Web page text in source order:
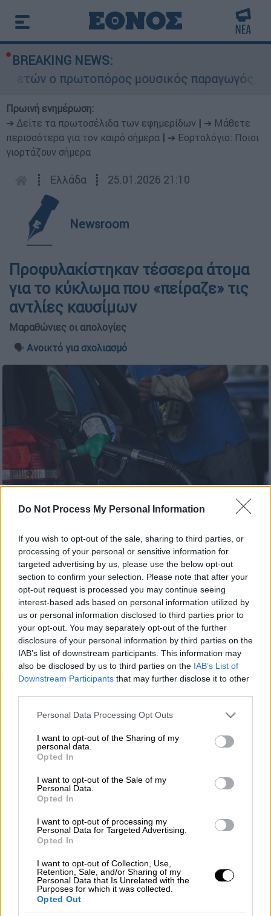
Do Not Process My Personal Information
If you wish to opt-out of the sale, sharing to third parties, or
processing of your personal or sensitive information for
targeted advertising by us, please use the below opt-out
section to confirm your selection. Please note that after your
opt-out request is processed you may continue seeing
interest-based ads based on personal information utilized by
us or personal information disclosed to third parties prior to
your opt-out. You may separately opt-out of the further
disclosure of your personal information by third parties on the
IAB’s list of downstream participants. This information may
also be disclosed by us to third parties on the IAB’s List of
Downstream Participants that may further disclose it to other
Please note that this website/app uses one or more Google
not limited to your visit or usage behaviour. You may click to
grant or deny consent to Google and its third-party tags to
use your data for below specified purposes in below Google
consent section.
Personal Data Processing Opt Outs
I want to opt-out of the Sharing of my
personal data.
Opted In
I want to opt-out of the Sale of my
Personal Data.
Opted In
I want to opt-out of processing my
Personal Data for Targeted Advertising.
Opted In
I want to opt-out of Collection, Use,
Retention, Sale, and/or Sharing of my
Personal Data that Is Unrelated with the
Purposes for which it was collected.
Opted Out
BREAKING NEWS:
ο πρωτοπόρος μουσικός παραγωγός,
Πρωινή ενημέρωση:
➔ Δείτε τα πρωτοσέλιδα των εφημερίδων
➔ Μάθετε
περισσότερα για τον καιρό σήμερα
➔ Εορτολόγιο: Ποιοι
γιορτάζουν σήμερα
┋ Ελλάδα ┋ 25.01.2026 21:10
Newsroom
Προφυλακίστηκαν τέσσερα άτομα
για το κύκλωμα που «πείραζε» τις
αντλίες καυσίμων
Μαραθώνιες οι απολογίες
🗣️ Ανοικτό για σχολιασμό
Προσθέστε το ΕΘΝΟΣ στη Google
Μαραθώνια η διαδικασία απολογιών των 13
συλληφθέντων, μέλη του κυκλώματος που
εξαπατούσε τους καταναλωτές με
πειραγμένες αντλίες σεπρατήρια καυσίμων
Μέχρι στιγμήςέχουν προφυλακιστεί
περιοριστικούς όρους, όπως μεταδίδει η
ΔΙΑΒΑΣΤΕ ΕΠΙΣΗΣ
Αθλητισμός
Καταγγελία-σοκ του Πετρόπουλου
μετά το Κολοσσός-Ολυμπιακός:
«Ελπίζω τα φρένα μου να κόπηκαν
μόνα τους»